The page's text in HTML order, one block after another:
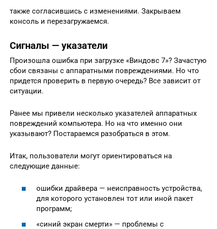
также согласившись с изменениями. Закрываем
консоль и перезагружаемся.
Сигналы — указатели
Произошла ошибка при загрузке «Виндовс 7»? Зачастую
сбои связаны с аппаратными повреждениями. Но что
придется проверить в первую очередь? Все зависит от
ситуации.
Ранее мы привели несколько указателей аппаратных
повреждений компьютера. Но на что именно они
указывают? Постараемся разобраться в этом.
Итак, пользователи могут ориентироваться на
следующие данные:
ошибки драйвера — неисправность устройства,
для которого установлен тот или иной пакет
программ;
«синий экран смерти» — проблемы с